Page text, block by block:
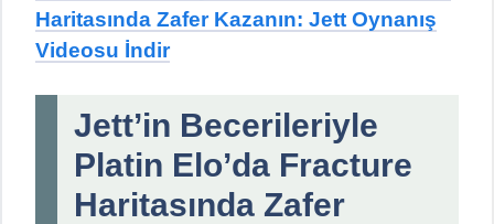
Haritasında Zafer Kazanın: Jett Oynanış
Videosu İndir
Jett’in Becerileriyle
Platin Elo’da Fracture
Haritasında Zafer